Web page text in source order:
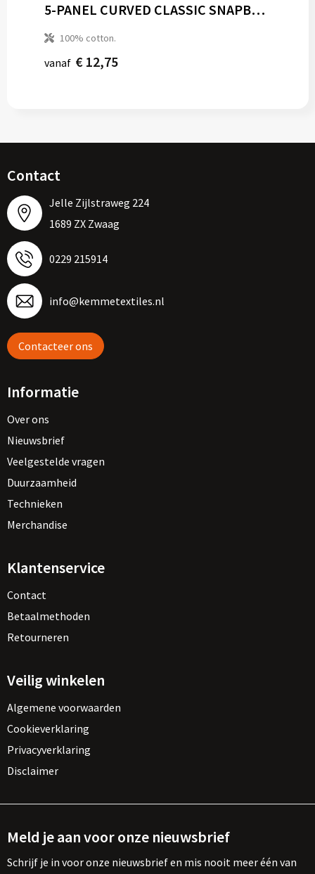
5-PANEL CURVED CLASSIC SNAPBACK
100% cotton.
vanaf € 12,75
Contact
Jelle Zijlstraweg 224
1689 ZX Zwaag
0229 215914
info@kemmetextiles.nl
Contacteer ons
Informatie
Over ons
Nieuwsbrief
Veelgestelde vragen
Duurzaamheid
Technieken
Merchandise
Klantenservice
Contact
Betaalmethoden
Retourneren
Veilig winkelen
Algemene voorwaarden
Cookieverklaring
Privacyverklaring
Disclaimer
Meld je aan voor onze nieuwsbrief
Schrijf je in voor onze nieuwsbrief en mis nooit meer één van